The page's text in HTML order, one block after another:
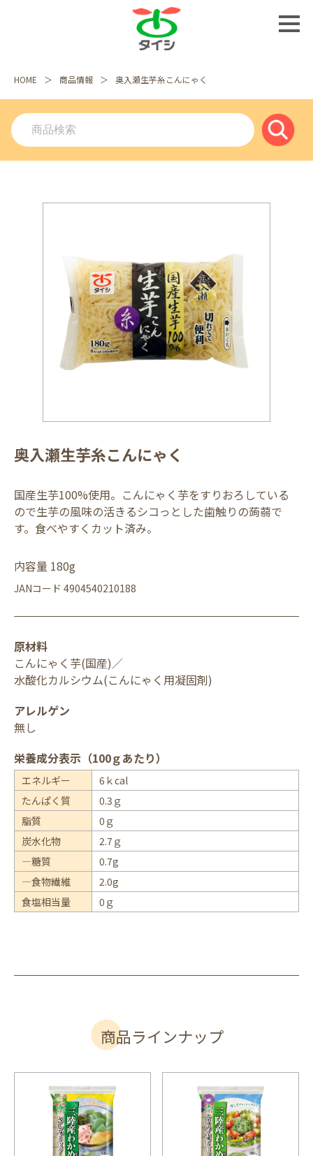
HOME 商品情報 奥入瀬生芋糸こんにゃく
奥入瀬生芋糸こんにゃく
国産生芋100%使用。こんにゃく芋をすりおろしている
ので生芋の風味の活きるシコっとした歯触りの蒟蒻で
す。食べやすくカット済み。
内容量 180g
JANコード 4904540210188
原材料
こんにゃく芋(国産)／
水酸化カルシウム(こんにゃく用凝固剤)
アレルゲン
無し
栄養成分表示（100ｇあたり）
エネルギー
6ｋcal
たんぱく質
0.3ｇ
脂質
0ｇ
炭水化物
2.7ｇ
―糖質
0.7g
―食物繊維
2.0g
食塩相当量
0ｇ
商品ラインナップ